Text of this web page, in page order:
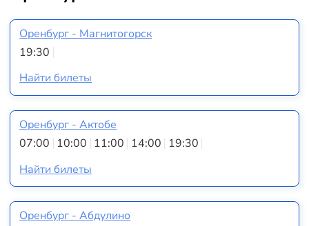
Оренбург - Магнитогорск
19:30
Найти билеты
Оренбург - Актобе
07:00 10:00 11:00 14:00 19:30
Найти билеты
Оренбург - Абдулино